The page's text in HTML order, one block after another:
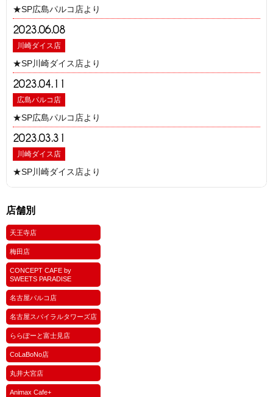
★SP広島パルコ店より
2023.06.08
川崎ダイス店
★SP川崎ダイス店より
2023.04.11
広島パルコ店
★SP広島パルコ店より
2023.03.31
川崎ダイス店
★SP川崎ダイス店より
店舗別
天王寺店
梅田店
CONCEPT CAFE by
SWEETS PARADISE
名古屋パルコ店
名古屋スパイラルタワーズ店
ららぽーと富士見店
CoLaBoNo店
丸井大宮店
Animax Cafe+